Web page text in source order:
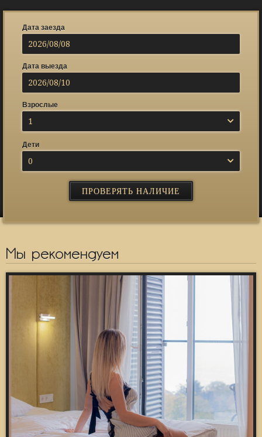
Дата заезда
Дата выезда
Взрослые
1
Дети
0
Мы рекомендуем